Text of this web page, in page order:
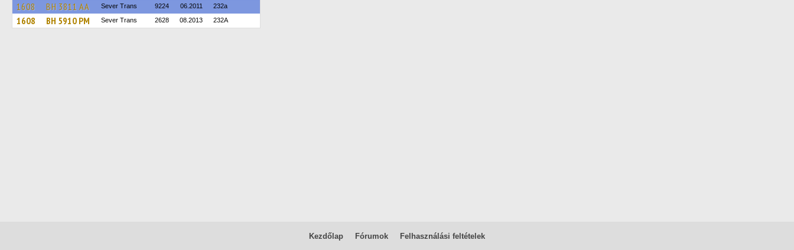
1608 BH 3811 AA Sever Trans 9224 06.2011 232а
1608 BH 5910 PM Sever Trans 2628 08.2013 232А
Kezdőlap Fórumok Felhasználási feltételek